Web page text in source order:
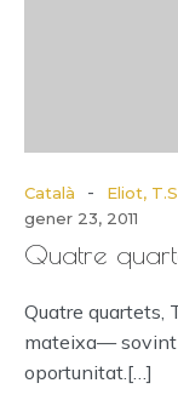
Català - Eliot,
gener 23, 2011
Quatre
Quatre quartets,
mateixa— sovint
oportunitat.[…]